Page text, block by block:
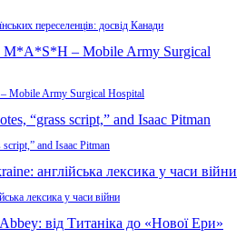
переселенців: досвід Канади
Mobile Army Surgical Hospital
and Isaac Pitman
лексика у часи війни